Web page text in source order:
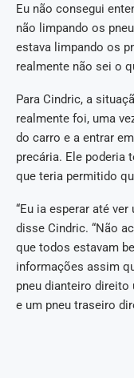
Eu não consegui
não limpando os
estava limpando os
realmente não sei o
Para Cindric, a
realmente foi, uma
do carro e a entrar
precária. Ele poderia
que teria permitido
“Eu ia esperar até
disse Cindric. “Não
que todos estavam
informações assim
pneu dianteiro direito
e um pneu traseiro